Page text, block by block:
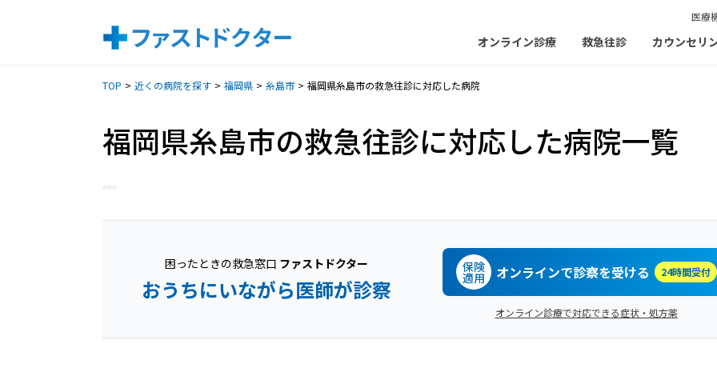
医療
オンライン診療 救急往診 カウンセリ
TOP 近くの病院を探す 福岡県 糸島市 福岡県糸島市の救急往診に対応した病院
福岡県糸島市の救急往診に対応した病院一覧
困ったときの救急窓口 ファストドクター
おうちにいながら医師が診察
保険
適用 オンラインで診察を受ける 24時間受付
オンライン診療で対応できる症状・処方薬